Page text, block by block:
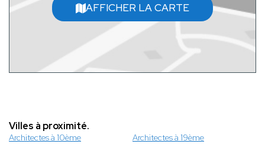
AFFICHER LA CARTE
Villes à proximité.
Architectes à 10ème
Architectes à 19ème